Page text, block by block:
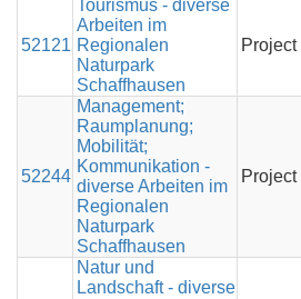
52121
Tourismus - diverse
Arbeiten im
Regionalen
Naturpark
Schaffhausen
Project
52244
Management;
Raumplanung;
Mobilität;
Kommunikation -
diverse Arbeiten im
Regionalen
Naturpark
Schaffhausen
Project
Natur und
Landschaft - diverse